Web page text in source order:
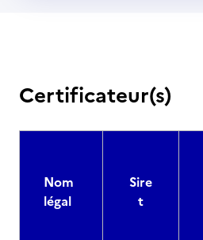
Certificateur(s)
Nom
légal
Sire
t